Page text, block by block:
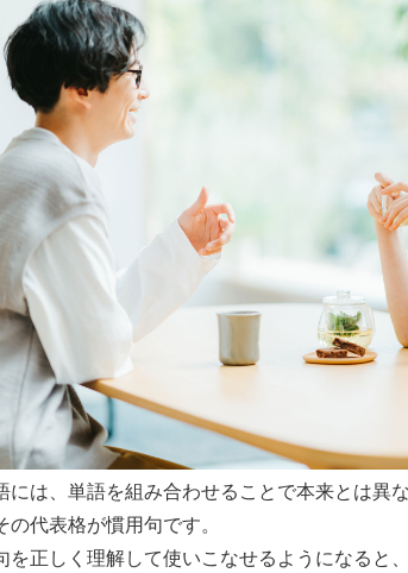
には、単語を組み合わせることで本来とは異
の代表格が慣用句です。
を正しく理解して使いこなせるようになると